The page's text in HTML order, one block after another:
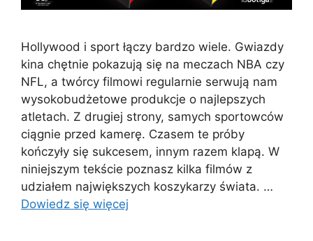
Hollywood i sport łączy bardzo wiele. Gwiazdy
kina chętnie pokazują się na meczach NBA czy
NFL, a twórcy filmowi regularnie serwują nam
wysokobudżetowe produkcje o najlepszych
atletach. Z drugiej strony, samych sportowców
ciągnie przed kamerę. Czasem te próby
kończyły się sukcesem, innym razem klapą. W
niniejszym tekście poznasz kilka filmów z
udziałem największych koszykarzy świata. …
Dowiedz się więcej